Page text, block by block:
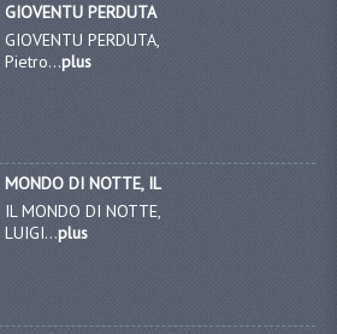
GIOVENTU PERDUTA
GIOVENTU PERDUTA,
Pietro...plus
MONDO DI NOTTE, IL
IL MONDO DI NOTTE,
LUIGI...plus